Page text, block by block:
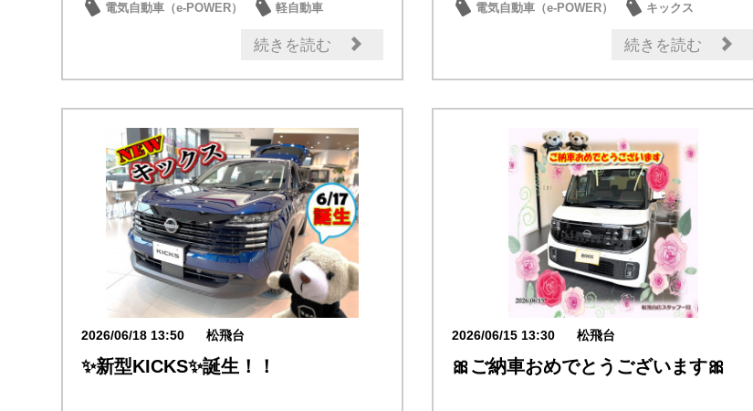
電気自動車（e-POWER）
軽自動車
新型車
続きを読む
電気自動車（e-POWER）
キックス
新型車 日産のお店
続きを読む
2026/06/18 13:50 松飛台
✨新型KICKS✨誕生！！
2026/06/15 13:30 松飛台
🎀ご納車おめでとうございます🎀